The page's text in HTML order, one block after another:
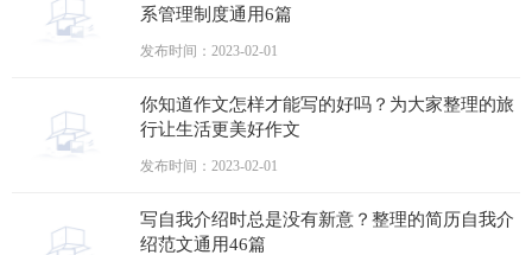
系管理制度通用6篇
发布时间：2023-02-01
你知道作文怎样才能写的好吗？为大家整理的旅
行让生活更美好作文
发布时间：2023-02-01
写自我介绍时总是没有新意？整理的简历自我介
绍范文通用46篇